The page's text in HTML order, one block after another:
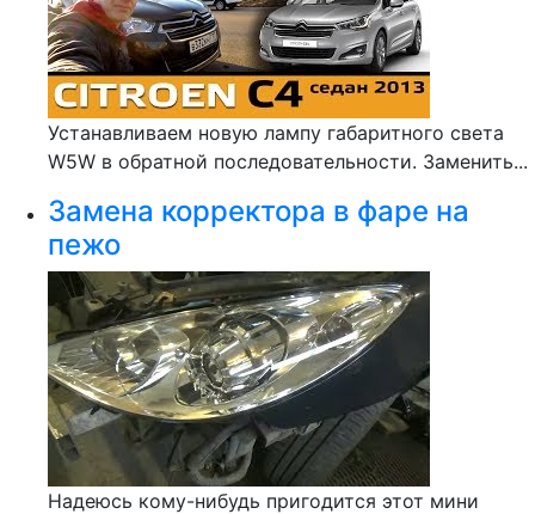
Устанавливаем новую лампу габаритного света
W5W в обратной последовательности. Заменить...
Замена корректора в фаре на
пежо
Надеюсь кому-нибудь пригодится этот мини